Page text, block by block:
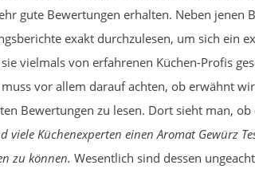
gute Bewertungen erhalten. Neben jenen
exakt durchzulesen, um sich ein
vielmals von erfahrenen Küchen-Profis
vor allem darauf achten, ob erwähnt
Bewertungen zu lesen. Dort sieht man,
viele Küchenexperten einen Aromat Gewürz
zu können. Wesentlich sind dessen